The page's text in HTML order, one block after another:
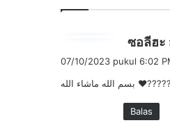
ซอลีฮะ
07/10/2023 pukul 6:02
بسم الله ماشاء الله ❤️?????
Balas